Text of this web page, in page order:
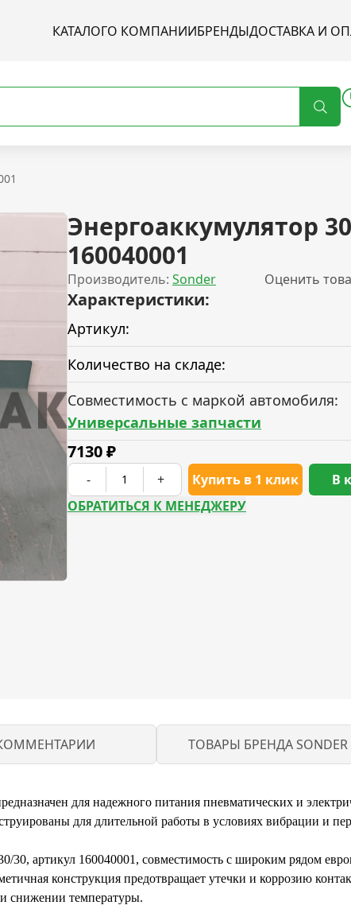
КАТАЛОГО КОМПАНИИБРЕНДЫДОСТАВКА И
Энергоаккумулятор
160040001
Производитель: Sonder Оценить
Характеристики:
Артикул:
Количество на складе:
Совместимость с маркой автомобиля:
Универсальные запчасти
7130₽
- + Купить в 1 клик
В
ОБРАТИТЬСЯ К МЕНЕДЖЕРУ
ТОВАРЫ БРЕНДА SONDER
для надежного питания пневматических и
для длительной работы в условиях вибрации и
30, артикул 160040001, совместимость с широким рядом
конструкция предотвращает утечки и коррозию
снижении температуры.